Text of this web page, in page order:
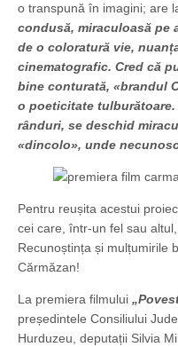
o transpună în imagini; are
condusă, miraculoasă pe
de o coloratură vie,
cinematografic. Cred că
bine conturată, «brandul
o poeticitate
rânduri, se deschid
«dincolo», unde
Pentru reușita acestui
cei care, într-un fel sau
Recunoștința și mulțumirile
Cărmăzan!
La premiera filmului
președintele Consiliului
Hurduzeu, deputații Silvia